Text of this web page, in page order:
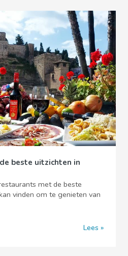
beste uitzichten in
met de beste
vinden om te genieten van
Lees